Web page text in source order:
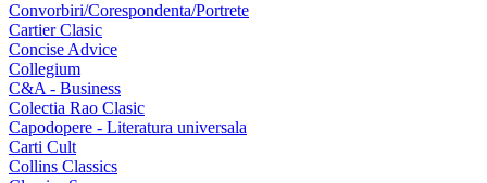
Convorbiri/Corespondenta/Portrete
Cartier Clasic
Concise Advice
Collegium
C&A - Business
Colectia Rao Clasic
Capodopere - Literatura universala
Carti Cult
Collins Classics